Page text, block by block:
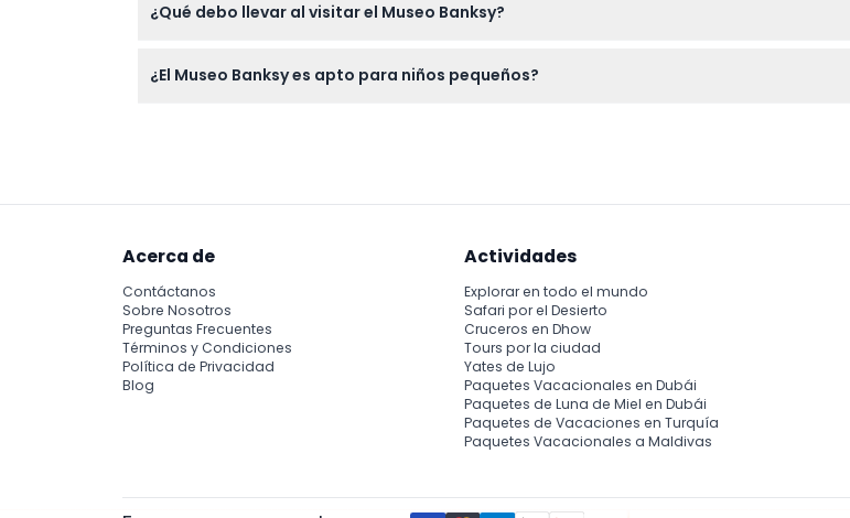
¿Qué debo llevar al visitar el Museo Banksy?
¿El Museo Banksy es apto para niños pequeños?
Acerca de
Contáctanos
Sobre Nosotros
Preguntas Frecuentes
Términos y Condiciones
Política de Privacidad
Blog
Actividades
Explorar en todo el mundo
Safari por el Desierto
Cruceros en Dhow
Tours por la ciudad
Yates de Lujo
Paquetes Vacacionales en Dubái
Paquetes de Luna de Miel en Dubái
Paquetes de Vacaciones en Turquía
Paquetes Vacacionales a Maldivas